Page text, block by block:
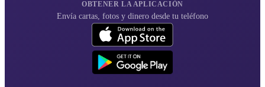
OBTENER LA APLICACIÓN
Envía cartas, fotos y dinero desde tu teléfono